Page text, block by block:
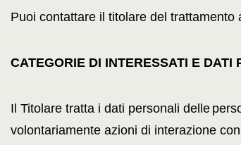
Puoi contattare il titolare del trattamento
CATEGORIE DI INTERESSATI E DATI
Il Titolare tratta i dati personali delle
volontariamente azioni di interazione